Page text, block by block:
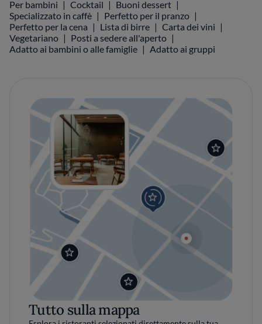
Per bambini
Cocktail
Buoni dessert
Specializzato in caffè
Perfetto per il pranzo
Perfetto per la cena
Lista di birre
Carta dei vini
Vegetariano
Posti a sedere all'aperto
Adatto ai bambini o alle famiglie
Adatto ai gruppi
Tutto sulla mappa